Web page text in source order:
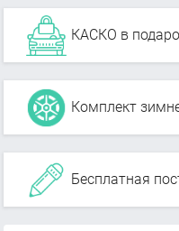
КАСКО в
Комплект
Бесплатная